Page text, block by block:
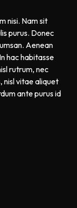
nisi. Nam sit
purus. Donec
Aenean
hac habitasse
rutrum, nec
nisl vitae aliquet
ante purus id